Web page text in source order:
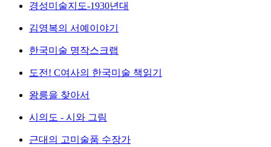
경성미술지도-1930년대
김영복의 서예이야기
한국미술 명작스크랩
도전! C여사의 한국미술 책읽기
왕릉을 찾아서
시의도 - 시와 그림
근대의 고미술품 수장가